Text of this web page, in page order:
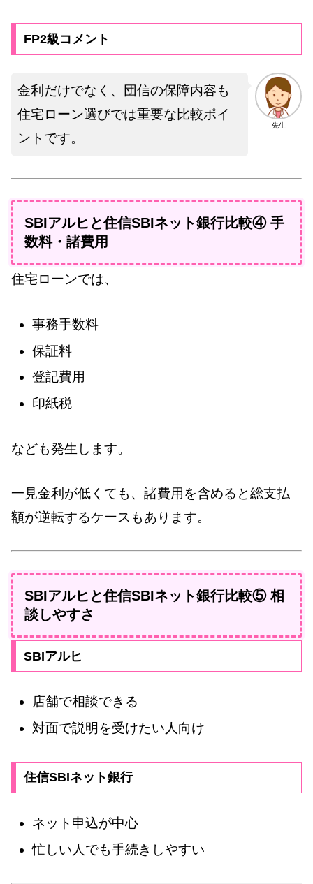
FP2級コメント
先生
金利だけでなく、団信の保障内容も
住宅ローン選びでは重要な比較ポイ
ントです。
SBIアルヒと住信SBIネット銀行比較④ 手
数料・諸費用
住宅ローンでは、
事務手数料
保証料
登記費用
印紙税
なども発生します。
一見金利が低くても、諸費用を含めると総支払
額が逆転するケースもあります。
SBIアルヒと住信SBIネット銀行比較⑤ 相
談しやすさ
SBIアルヒ
店舗で相談できる
対面で説明を受けたい人向け
住信SBIネット銀行
ネット申込が中心
忙しい人でも手続きしやすい